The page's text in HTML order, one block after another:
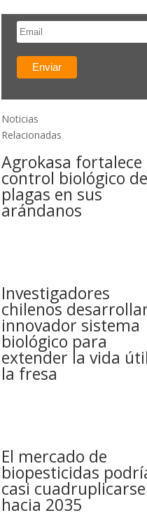
Noticias
Relacionadas
Agrokasa fortalece
control biológico de
plagas en sus
arándanos
Investigadores
chilenos
innovador sistema
biológico para
extender la vida
la fresa
El mercado de
biopesticidas
casi cuadruplicarse
hacia 2035